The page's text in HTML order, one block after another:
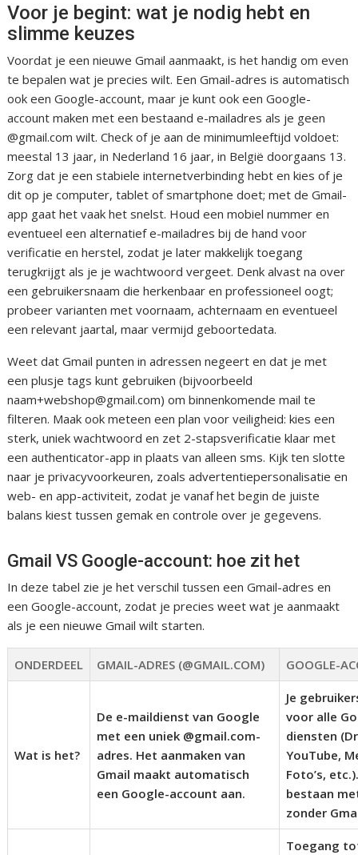
Voor je begint: wat je nodig hebt en
slimme keuzes
Voordat je een nieuwe Gmail aanmaakt, is het handig om even
te bepalen wat je precies wilt. Een Gmail-adres is automatisch
ook een Google-account, maar je kunt ook een Google-
account maken met een bestaand e-mailadres als je geen
@gmail.com wilt. Check of je aan de minimumleeftijd voldoet:
meestal 13 jaar, in Nederland 16 jaar, in België doorgaans 13.
Zorg dat je een stabiele internetverbinding hebt en kies of je
dit op je computer, tablet of smartphone doet; met de Gmail-
app gaat het vaak het snelst. Houd een mobiel nummer en
eventueel een alternatief e-mailadres bij de hand voor
verificatie en herstel, zodat je later makkelijk toegang
terugkrijgt als je je wachtwoord vergeet. Denk alvast na over
een gebruikersnaam die herkenbaar en professioneel oogt;
probeer varianten met voornaam, achternaam en eventueel
een relevant jaartal, maar vermijd geboortedata.
Weet dat Gmail punten in adressen negeert en dat je met
een plusje tags kunt gebruiken (bijvoorbeeld
naam+webshop@gmail.com) om binnenkomende mail te
filteren. Maak ook meteen een plan voor veiligheid: kies een
sterk, uniek wachtwoord en zet 2-stapsverificatie klaar met
een authenticator-app in plaats van alleen sms. Kijk ten slotte
naar je privacyvoorkeuren, zoals advertentiepersonalisatie en
web- en app-activiteit, zodat je vanaf het begin de juiste
balans kiest tussen gemak en controle over je gegevens.
Gmail VS Google-account: hoe zit het
In deze tabel zie je het verschil tussen een Gmail-adres en
een Google-account, zodat je precies weet wat je aanmaakt
als je een nieuwe Gmail wilt starten.
ONDERDEEL GMAIL-ADRES (@GMAIL.COM) GOOGLE-
Wat is het?
De e-maildienst van Google
met een uniek @gmail.com-
adres. Het aanmaken van
Gmail maakt automatisch
een Google-account aan.
Je
voor alle
diensten
YouTube,
Foto’s,
bestaan
zonder
Toegang